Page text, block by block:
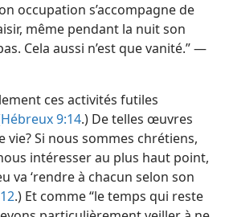
occupation s’accompagne de
même pendant la nuit son
Cela aussi n’est que vanité.” —
ces activités futiles
Hébreux 9:14.) De telles œuvres
Si nous sommes chrétiens,
intéresser au plus haut point,
va ‘rendre à chacun selon son
.) Et comme “le temps qui reste